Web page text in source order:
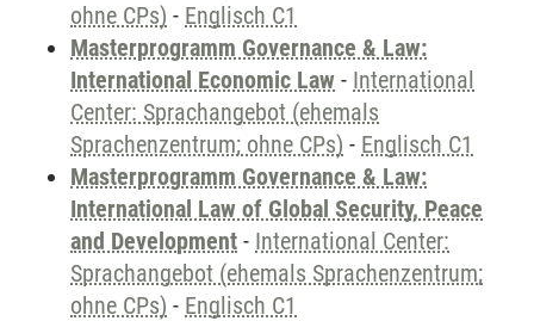
ohne CPs) - Englisch C1
Masterprogramm Governance & Law:
International Economic Law - International
Center: Sprachangebot (ehemals
Sprachenzentrum; ohne CPs) - Englisch C1
Masterprogramm Governance & Law:
International Law of Global Security, Peace
and Development - International Center:
Sprachangebot (ehemals Sprachenzentrum;
ohne CPs) - Englisch C1